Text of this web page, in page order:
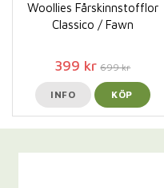
Woollies Fårskinnstofflor
Classico / Fawn
399 kr 699 kr
INFO KÖP